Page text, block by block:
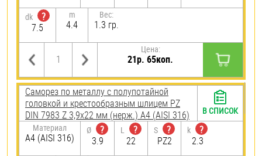
dk
?
7.5
m
4.4
Вес:
1.3 гр.
Цена:
21р. 65коп.
Саморез по металлу с полупотайной
головкой и крестообразным шлицем PZ
DIN 7983 Z 3,9х22 мм (нерж.) A4 (AISI 316)
Материал
A4 (AISI 316)
Ø
?
3.9
L
?
22
S
?
PZ2
k
?
2.3
В СПИСОК